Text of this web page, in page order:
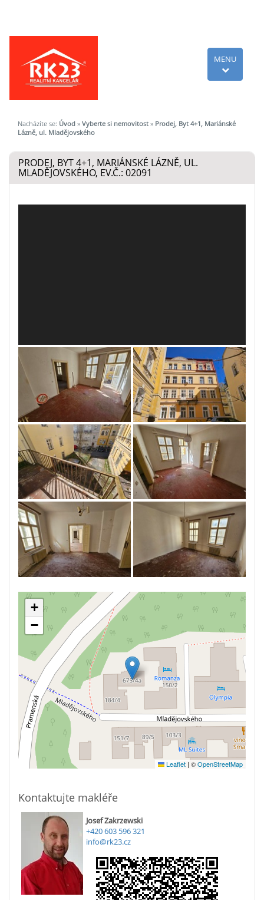
MENU
Nacházíte se: Úvod » Vyberte si nemovitost » Prodej, Byt 4+1, Mariánské
Lázně, ul. Mladějovského
PRODEJ, BYT 4+1, MARIÁNSKÉ LÁZNĚ, UL.
MLADĚJOVSKÉHO, EV.Č.: 02091
+
−
Leaflet | ©OpenStreetMap
Kontaktujte makléře
Josef Zakrzewski
+420 603 596 321
info@rk23.cz